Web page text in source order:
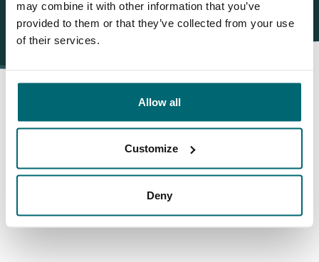
may combine it with other information that you’ve
provided to them or that they’ve collected from your use
of their services.
Allow all
Customize
Deny
Darum buchen Sie bei The
Carp Specialist
haben uns bereits bewertet